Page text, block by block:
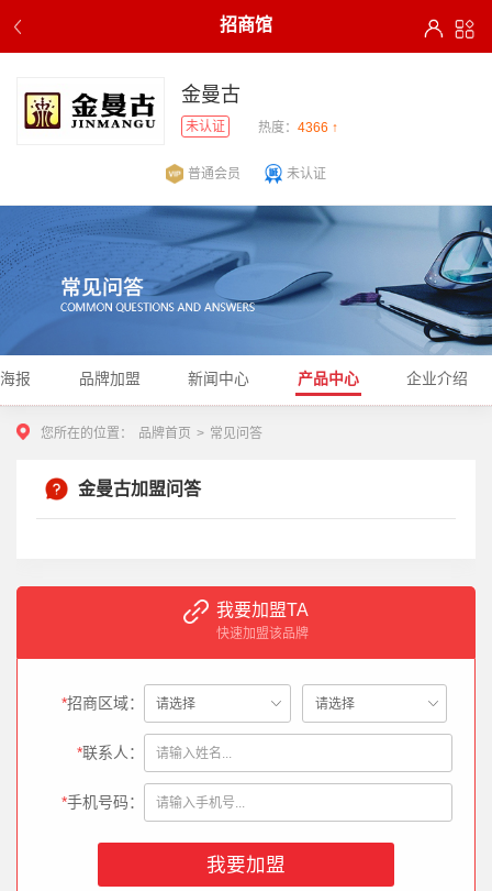
招商馆
金曼古
未认证 热度： 4366 ↑
普通会员 未认证
报 品牌加盟 新闻中心 产品中心 企业介绍
您所在的位置： 品牌首页 > 常见问答
金曼古加盟问答
我要加盟TA
快速加盟该品牌
*招商区域：
*联系人：
*手机号码：
姚**（189********）：
2025-03-11